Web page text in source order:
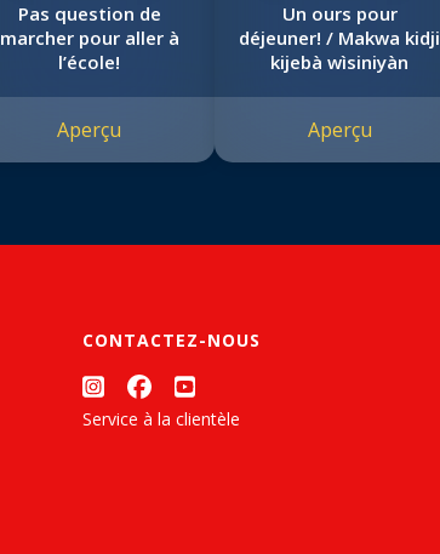
Pas question de
marcher pour aller à
l’école!
Aperçu
Un ours pour
déjeuner! / Makwa kidji
kijebà wìsiniyàn
Aperçu
CONTACTEZ-NOUS
Service à la clientèle